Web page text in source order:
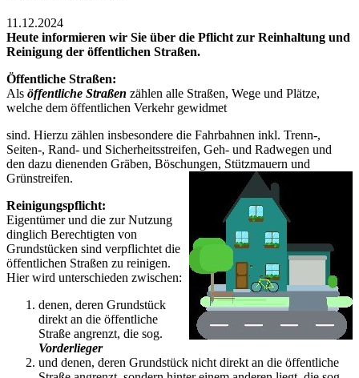
11.12.2024
Heute informieren wir Sie über die Pflicht zur Reinhaltung und
Reinigung der öffentlichen Straßen.
Öffentliche Straßen:
Als öffentliche Straßen zählen alle Straßen, Wege und Plätze,
welche dem öffentlichen Verkehr gewidmet
sind. Hierzu zählen insbesondere die Fahrbahnen inkl. Trenn-,
Seiten-, Rand- und Sicherheitsstreifen, Geh- und Radwegen und
den dazu dienenden Gräben, Böschungen, Stützmauern und
Grünstreifen.
Reinigungspflicht:
Eigentümer und die zur Nutzung
dinglich Berechtigten von
Grundstücken sind verpflichtet die
öffentlichen Straßen zu reinigen.
Hier wird unterschieden zwischen:
denen, deren Grundstück
direkt an die öffentliche
Straße angrenzt, die sog.
Vorderlieger
und denen, deren Grundstück nicht direkt an die öffentliche